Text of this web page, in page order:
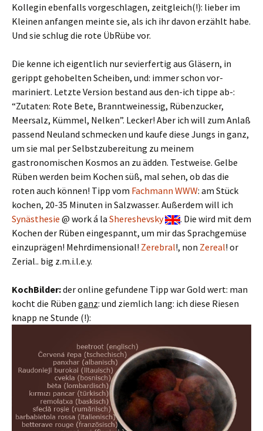
Kollegin ebenfalls vorgeschlagen, zeitgleich(!): lieber im
Kleinen anfangen meinte sie, als ich ihr davon erzählt habe.
Und sie schlug die rote ÜbRübe vor.
Die kenne ich eigentlich nur sevierfertig aus Gläsern, in
gerippt gehobelten Scheiben, und: immer schon vor-
mariniert. Letzte Version bestand aus den-ich tippe ab-:
“Zutaten: Rote Bete, Branntweinessig, Rübenzucker,
Meersalz, Kümmel, Nelken”. Lecker! Aber ich will zum Anlaß
passend Neuland schmecken und kaufe diese Jungs in ganz,
um sie mal per Selbstzubereitung zu meinem
gastronomischen Kosmos an zu ädden. Testweise. Gelbe
Rüben werden beim Kochen süß, mal sehen, ob das die
roten auch können! Tipp vom Fachmann WWW: am Stück
kochen, 20-35 Minuten in Salzwasser. Außerdem will ich
Synästhesie @ work á la Shereshevsky
. Die wird mit dem
Kochen der Rüben eingespannt, um mir das Sprachgemüse
einzuprägen! Mehrdimensional! Zerebral!, non Zereal! or
Zerial.. big z.m.i.l.e.y.
KochBilder:der online gefundene Tipp war Gold wert: man
kocht die Rüben ganz: und ziemlich lang: ich diese Riesen
knapp ne Stunde (!):